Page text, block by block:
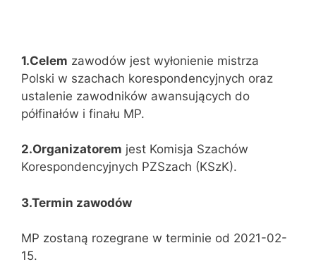
1.Celem zawodów jest wyłonienie mistrza
Polski w szachach korespondencyjnych oraz
ustalenie zawodników awansujących do
półfinałów i finału MP.
2.Organizatorem jest Komisja Szachów
Korespondencyjnych PZSzach (KSzK).
3.Termin zawodów
MP zostaną rozegrane w terminie od 2021-02-
15.